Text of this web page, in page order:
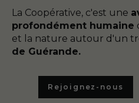
La Coopérative, c'est une
profondément humaine
et la nature autour d'un
de Guérande.
Rejoignez-nous